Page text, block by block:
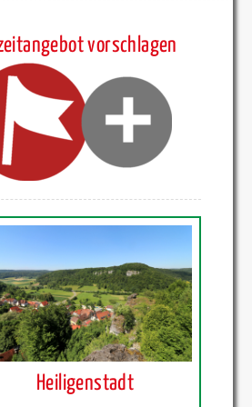
vorschlagen
Heiligenstadt